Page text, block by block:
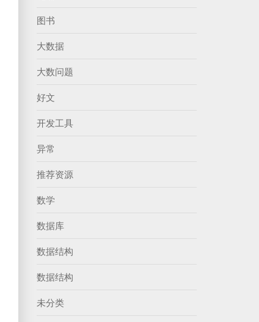
图书
大数据
大数问题
好文
开发工具
异常
推荐资源
数学
数据库
数据结构
数据结构
未分类